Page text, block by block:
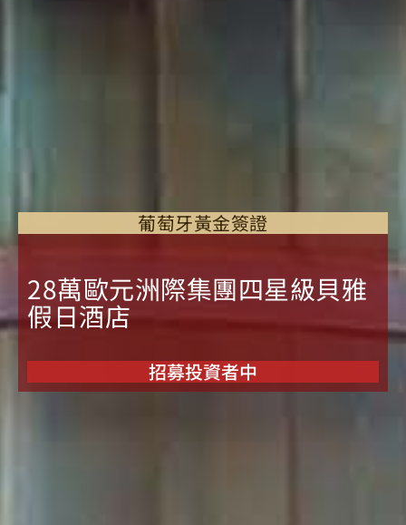
葡萄牙黃金簽證
28萬歐元洲際集團四星級貝雅
假日酒店
招募投資者中